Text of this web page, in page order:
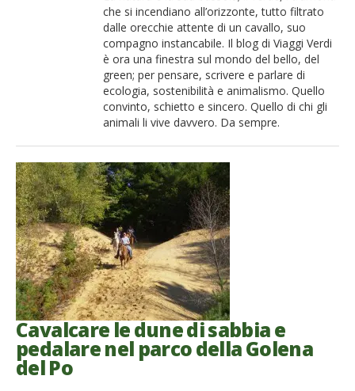
che si incendiano all’orizzonte, tutto filtrato
dalle orecchie attente di un cavallo, suo
compagno instancabile. Il blog di Viaggi Verdi
è ora una finestra sul mondo del bello, del
green; per pensare, scrivere e parlare di
ecologia, sostenibilità e animalismo. Quello
convinto, schietto e sincero. Quello di chi gli
animali li vive davvero. Da sempre.
Cavalcare le dune di sabbia e
pedalare nel parco della Golena
del Po